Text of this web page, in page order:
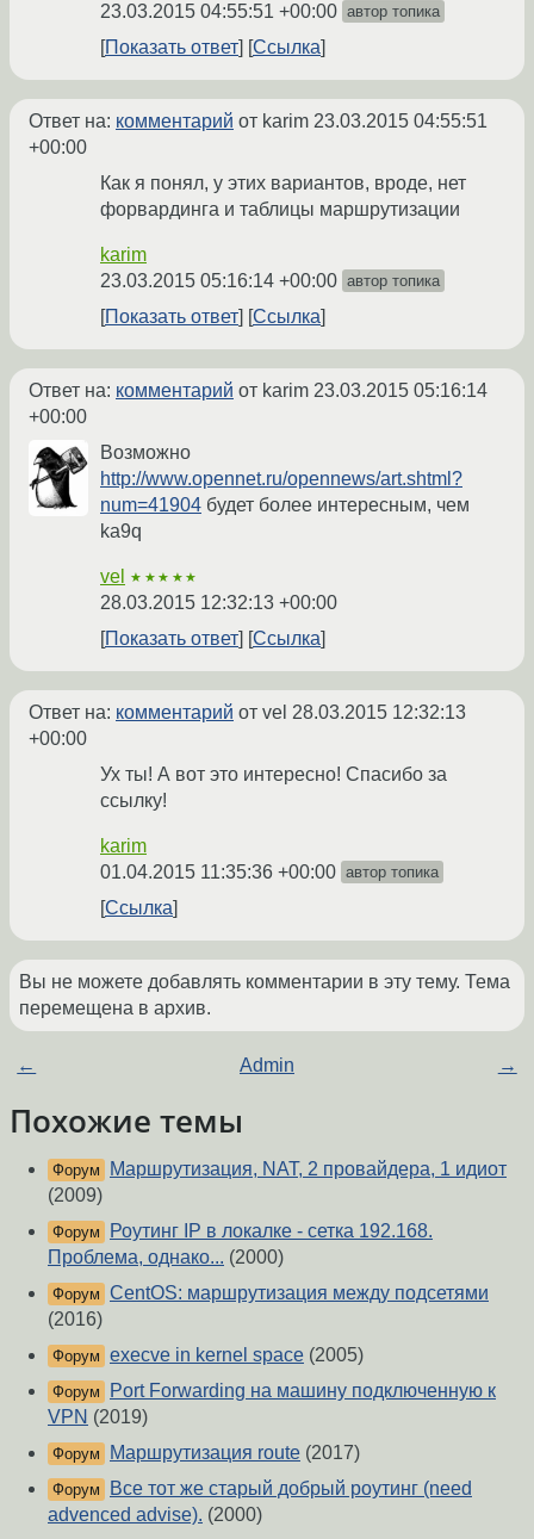
23.03.2015 04:55:51 +00:00 автор топика
Показать ответ Ссылка
Ответ на: комментарий от karim 23.03.2015 04:55:51
+00:00
Как я понял, у этих вариантов, вроде, нет
форвардинга и таблицы маршрутизации
karim
23.03.2015 05:16:14 +00:00 автор топика
Показать ответ Ссылка
Ответ на: комментарий от karim 23.03.2015 05:16:14
+00:00
Возможно
http://www.opennet.ru/opennews/art.shtml?
num=41904 будет более интересным, чем
ka9q
vel ★★★★★
28.03.2015 12:32:13 +00:00
Показать ответ
Ссылка
Ответ на: комментарий от vel 28.03.2015 12:32:13
+00:00
Ух ты! А вот это интересно! Спасибо за
ссылку!
karim
01.04.2015 11:35:36 +00:00 автор топика
Ссылка
Вы не можете добавлять комментарии в эту тему. Тема
перемещена в архив.
← Admin →
Похожие темы
Форум
Маршрутизация, NAT, 2 провайдера, 1 идиот
(2009)
Форум
Роутинг IP в локалке - сетка 192.168.
Проблема, однако... (2000)
Форум CentOS: маршрутизация между подсетями
(2016)
Форум execve in kernel space (2005)
Форум
Port Forwarding на машину подключенную к
VPN (2019)
Форум Маршрутизация route (2017)
Форум
Все тот же старый добрый роутинг (need
advenced advise). (2000)